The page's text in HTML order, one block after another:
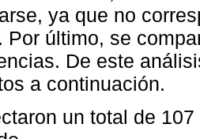
ya que no
Por último, se
De este
a continuación.
un total de